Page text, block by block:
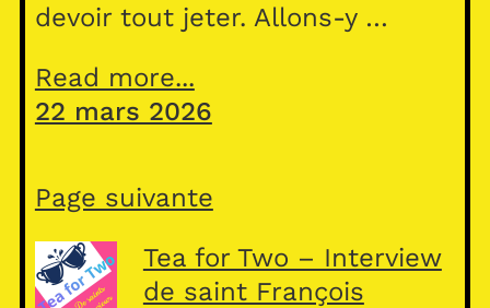
devoir tout jeter. Allons-y …
Read more...
22 mars 2026
Page suivante
Tea for Two – Interview
de saint François